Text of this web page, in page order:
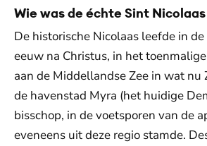
Wie was de échte Sint
De historische Nicolaas leefde in
eeuw na Christus, in het
aan de Middellandse Zee in wat nu
de havenstad Myra (het huidige
bisschop, in de voetsporen van de
eveneens uit deze regio stamde.